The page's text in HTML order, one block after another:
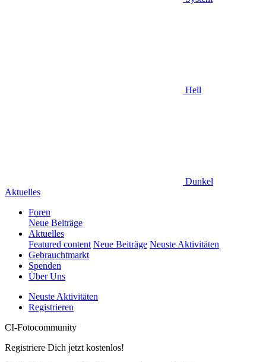
Hell
Dunkel
Aktuelles
Foren
Neue Beiträge
Aktuelles
Featured content Neue Beiträge Neuste Aktivitäten
Gebrauchtmarkt
Spenden
Über Uns
Neuste Aktivitäten
Registrieren
CI-Fotocommunity
Registriere Dich jetzt kostenlos!